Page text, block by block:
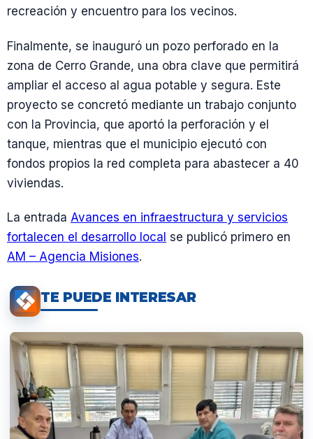
recreación y encuentro para los vecinos.
Finalmente, se inauguró un pozo perforado en la
zona de Cerro Grande, una obra clave que permitirá
ampliar el acceso al agua potable y segura. Este
proyecto se concretó mediante un trabajo conjunto
con la Provincia, que aportó la perforación y el
tanque, mientras que el municipio ejecutó con
fondos propios la red completa para abastecer a 40
viviendas.
La entrada Avances en infraestructura y servicios
fortalecen el desarrollo local se publicó primero en
AM – Agencia Misiones.
TE PUEDE INTERESAR